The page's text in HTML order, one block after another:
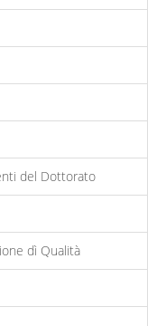
del Dottorato
dì Qualità